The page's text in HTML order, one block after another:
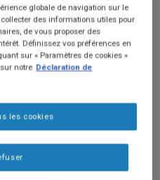
globale de navigation sur le
des informations utiles pour
de vous proposer des
Définissez vos préférences en
sur « Paramètres de cookies »
notre Déclaration de
les cookies